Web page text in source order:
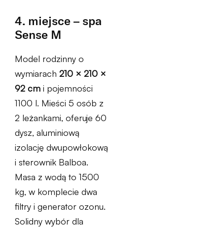
4. miejsce – spa
Sense M
Model rodzinny o
wymiarach 210 × 210 ×
92 cm i pojemności
1100 l. Mieści 5 osób z
2 leżankami, oferuje 60
dysz, aluminiową
izolację dwupowłokową
i sterownik Balboa.
Masa z wodą to 1500
kg, w komplecie dwa
filtry i generator ozonu.
Solidny wybór dla